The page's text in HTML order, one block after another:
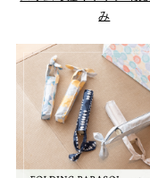
み